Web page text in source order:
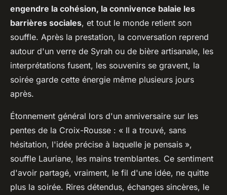
engendre la cohésion, la connivence balaie les
barrières sociales, et tout le monde retient son
souffle. Après la prestation, la conversation reprend
autour d'un verre de Syrah ou de bière artisanale, les
interprétations fusent, les souvenirs se gravent, la
soirée garde cette énergie même plusieurs jours
après.
Étonnement général lors d'un anniversaire sur les
pentes de la Croix-Rousse : « Il a trouvé, sans
hésitation, l'idée précise à laquelle je pensais »,
souffle Lauriane, les mains tremblantes. Ce sentiment
d'avoir partagé, vraiment, le fil d'une idée, ne quitte
plus la soirée. Rires détendus, échanges sincères, le